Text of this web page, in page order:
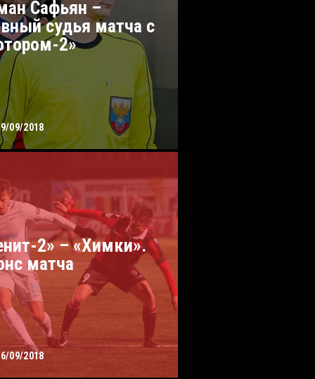
09/2018
Сафьян –
судья матча с
2»
09/2018
2» – «Химки».
матча